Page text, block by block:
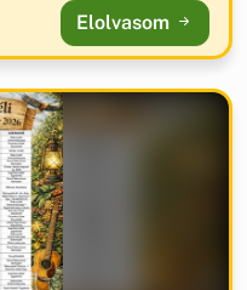
Elolvasom